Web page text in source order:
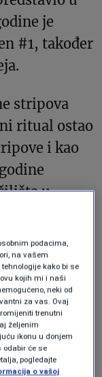
je
#1, također
stripova
ritual ostao
i kao
u
kao
serije i
na
Kada su
još kao
ona je
ali
podacima,
na vašem
kako bi se
kojih mi i naši
neki od
za vas. Ovaj
trenutni
željenim
ikonu u donjem
odabir će se
pogledajte
o vašoj